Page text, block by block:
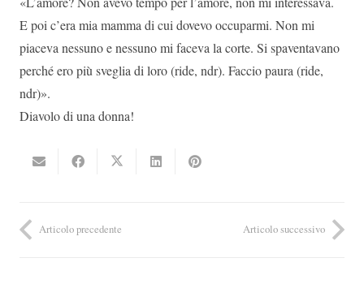
E poi c’era mia mamma di cui dovevo occuparmi. Non mi
piaceva nessuno e nessuno mi faceva la corte. Si spaventavano
perché ero più sveglia di loro (ride, ndr). Faccio paura (ride,
ndr)».
Diavolo di una donna!
Articolo precedente Articolo successivo